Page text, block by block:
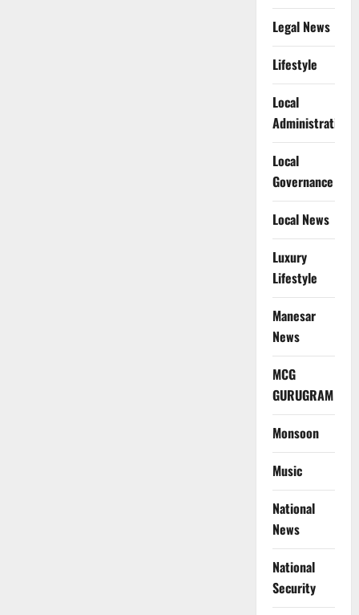
Legal News
Lifestyle
Local
Administration
Local
Governance
Local News
Luxury
Lifestyle
Manesar
News
MCG
GURUGRAM
Monsoon
Music
National
News
National
Security